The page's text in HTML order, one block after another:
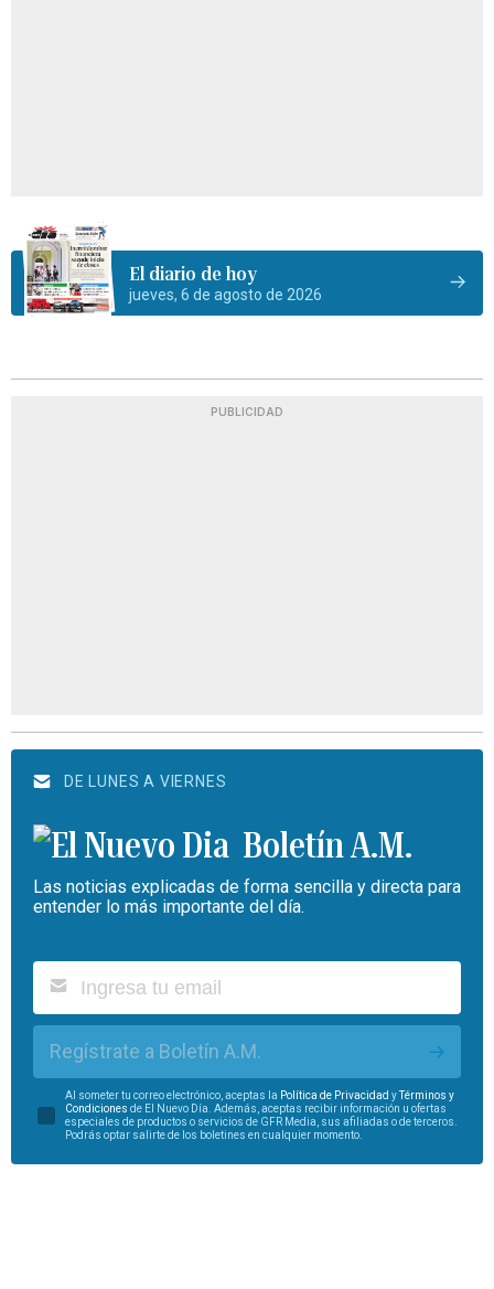
El diario de hoy
jueves, 6 de agosto de 2026
PUBLICIDAD
DE LUNES A VIERNES
Boletín A.M.
Las noticias explicadas de forma sencilla y directa para
entender lo más importante del día.
Regístrate a Boletín A.M.
Al someter tu correo electrónico, aceptas la Política de Privacidad yTérminos y
Condiciones de El Nuevo Día. Además, aceptas recibir información u ofertas
especiales de productos o servicios de GFR Media, sus afiliadas o de terceros.
Podrás optar salirte de los boletines en cualquier momento.